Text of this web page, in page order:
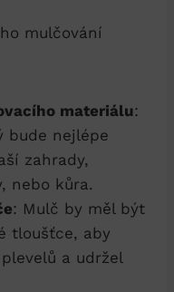
mulčování
materiálu:
bude nejlépe
zahrady,
nebo kůra.
: Mulč by měl být
tloušťce, aby
a udržel